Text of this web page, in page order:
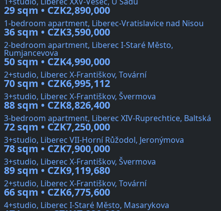
29 sqm • CZK2,890,000
1-bedroom apartment, Liberec-Vratislavice nad Nisou
36 sqm • CZK3,590,000
2-bedroom apartment, Liberec I-Staré Město,
Rumjancevova
50 sqm • CZK4,990,000
2+studio, Liberec X-Františkov, Tovární
70 sqm • CZK6,995,112
3+studio, Liberec X-Františkov, Švermova
88 sqm • CZK8,826,400
3-bedroom apartment, Liberec XIV-Ruprechtice, Baltská
72 sqm • CZK7,250,000
3+studio, Liberec VII-Horní Růžodol, Jeronýmova
78 sqm • CZK7,900,000
3+studio, Liberec X-Františkov, Švermova
89 sqm • CZK9,119,680
2+studio, Liberec X-Františkov, Tovární
66 sqm • CZK6,775,600
4+studio, Liberec I-Staré Město, Masarykova